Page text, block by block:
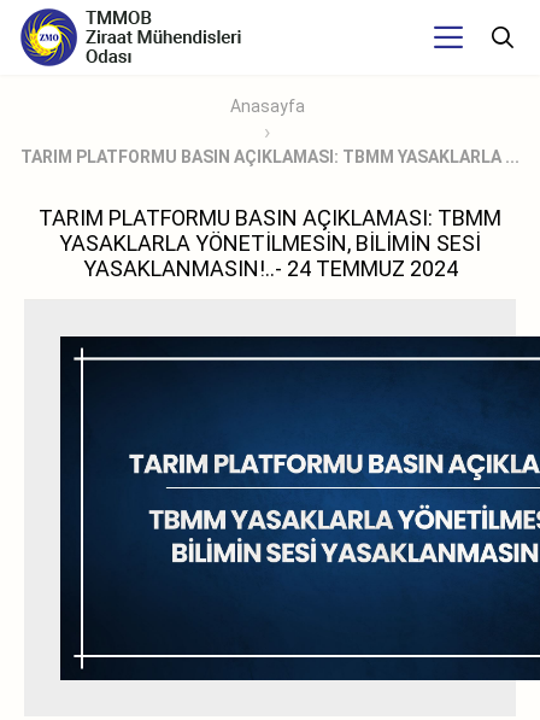
Anasayfa
TARIM PLATFORMU BASIN AÇIKLAMASI: TBMM YASAKLARLA ...
TARIM PLATFORMU BASIN AÇIKLAMASI: TBMM
YASAKLARLA YÖNETİLMESİN, BİLİMİN SESİ
YASAKLANMASIN!..- 24 TEMMUZ 2024